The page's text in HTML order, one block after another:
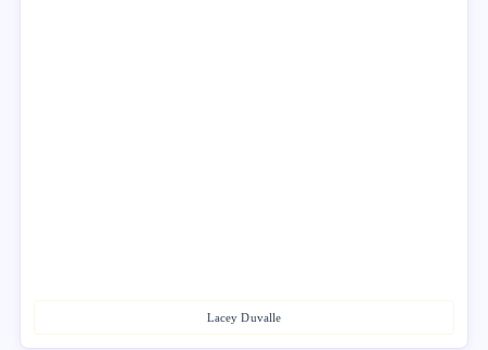
Lacey Duvalle